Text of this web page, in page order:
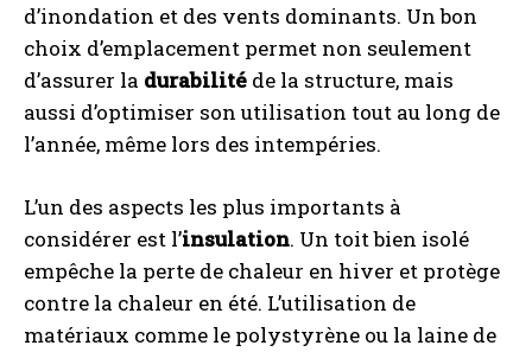
d’inondation et des vents dominants. Un bon
choix d’emplacement permet non seulement
d’assurer la durabilité de la structure, mais
aussi d’optimiser son utilisation tout au long de
l’année, même lors des intempéries.
L’un des aspects les plus importants à
considérer est l’insulation. Un toit bien isolé
empêche la perte de chaleur en hiver et protège
contre la chaleur en été. L’utilisation de
matériaux comme le polystyrène ou la laine de